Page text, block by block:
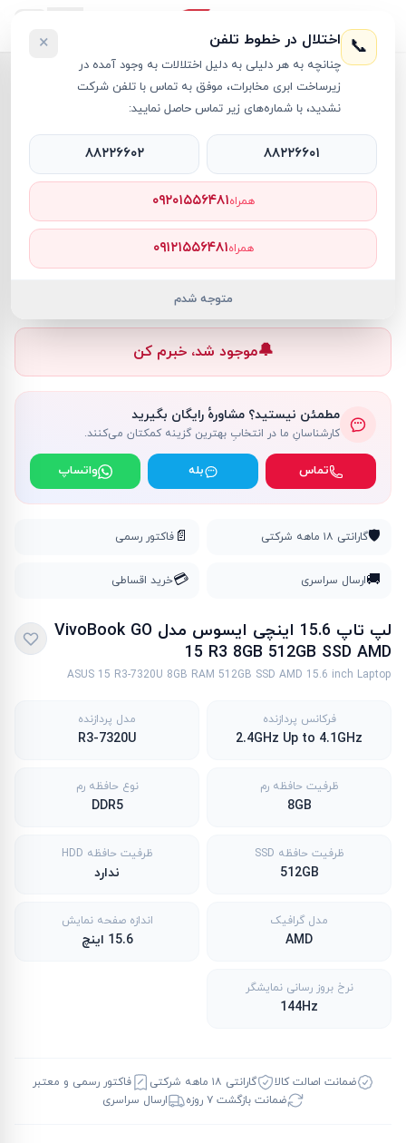
لپ تاپ Vivobook
ASUS
۰ تومان
🔔موجود شد، خبرم کن
مطمئن نیستید؟ مشاورهٔ رایگان بگیرید
کارشناسانِ ما در انتخابِ بهترین گزینه کمکتان می‌کنند.
تماس بله واتساپ
🛡️گارانتی ۱۸ ماهه شرکتی 📄 فاکتور رسمی
🚚ارسال سراسری 💳خرید اقساطی
لپ تاپ 15.6 اینچی ایسوس مدل VivoBook GO
15 R3 8GB 512GB SSD AMD
ASUS 15 R3-7320U 8GB RAM 512GB SSD AMD 15.6 inch Laptop
فرکانس پردازنده
2.4GHz Up to 4.1GHz
مدل پردازنده
R3-7320U
ظرفیت حافظه رم
8GB
نوع حافظه رم
DDR5
ظرفیت حافظه SSD
512GB
ظرفیت حافظه HDD
ندارد
مدل گرافیک
AMD
اندازه صفحه نمایش
15.6 اینچ
نرخ بروز رسانی نمایشگر
144Hz
ضمانت اصالت کالا گارانتی ۱۸ ماهه شرکتی
فاکتور رسمی و معتبر
ضمانت بازگشت ۷ روزه
ارسال سراسری
📞 اختلال در خطوط تلفن
چنانچه به هر دلیلی به دلیل اختلالات به وجود آمده در
زیرساخت ابری مخابرات، موفق به تماس با تلفن شرکت
نشدید، با شماره‌های زیر تماس حاصل نمایید:
×
۸۸۲۲۶۶۰۱ ۸۸۲۲۶۶۰۲
همراه۰۹۲۰۱۵۵۶۴۸۱
همراه۰۹۱۲۱۵۵۶۴۸۱
متوجه شدم